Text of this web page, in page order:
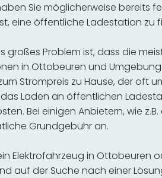
Sie möglicherweise bereits
eine öffentliche Ladestation zu
großes Problem ist, dass die
in Ottobeuren und Umgebung
Strompreis zu Hause, der oft
Laden an öffentlichen
Bei einigen Anbietern, wie
Grundgebühr an.
Elektrofahrzeug in Ottobeuren
auf der Suche nach einer